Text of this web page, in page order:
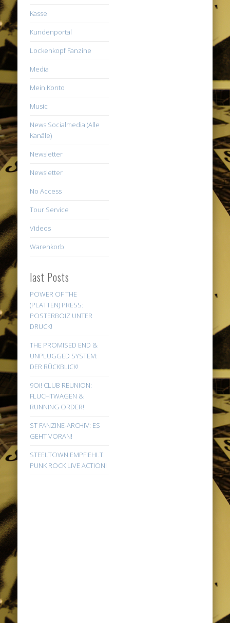
Kasse
Kundenportal
Lockenkopf Fanzine
Media
Mein Konto
Music
News Socialmedia (Alle
Kanäle)
Newsletter
Newsletter
No Access
Tour Service
Videos
Warenkorb
last Posts
POWER OF THE
(PLATTEN) PRESS:
POSTERBOIZ UNTER
DRUCK!
THE PROMISED END &
UNPLUGGED SYSTEM:
DER RÜCKBLICK!
9Oi! CLUB REUNION:
FLUCHTWAGEN &
RUNNING ORDER!
ST FANZINE-ARCHIV: ES
GEHT VORAN!
STEELTOWN EMPFIEHLT:
PUNK ROCK LIVE ACTION!